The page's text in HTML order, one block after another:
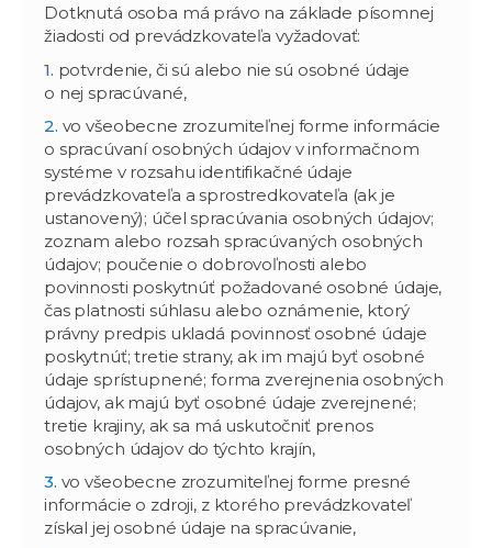
Dotknutá osoba má právo na základe písomnej
žiadosti od prevádzkovateľa vyžadovať:
potvrdenie, či sú alebo nie sú osobné údaje
o nej spracúvané,
vo všeobecne zrozumiteľnej forme informácie
o spracúvaní osobných údajov v informačnom
systéme v rozsahu identifikačné údaje
prevádzkovateľa a sprostredkovateľa (ak je
ustanovený); účel spracúvania osobných údajov;
zoznam alebo rozsah spracúvaných osobných
údajov; poučenie o dobrovoľnosti alebo
povinnosti poskytnúť požadované osobné údaje,
čas platnosti súhlasu alebo oznámenie, ktorý
právny predpis ukladá povinnosť osobné údaje
poskytnúť; tretie strany, ak im majú byť osobné
údaje sprístupnené; forma zverejnenia osobných
údajov, ak majú byť osobné údaje zverejnené;
tretie krajiny, ak sa má uskutočniť prenos
osobných údajov do týchto krajín,
vo všeobecne zrozumiteľnej forme presné
informácie o zdroji, z ktorého prevádzkovateľ
získal jej osobné údaje na spracúvanie,